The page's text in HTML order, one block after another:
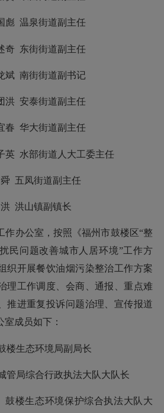
彪 温泉街道副主任
奇 东街街道副主任
斌 南街街道副书记
洪 安泰街道副主任
春 华大街道副主任
英 水部街道人大工委主任
舜 五凤街道副主任
洪 洪山镇副镇长
作办公室，按照《福州市鼓楼区“整
民问题改善城市人居环境”工作方
织开展餐饮油烟污染整治工作方案
理工作调度、会商、通报、重点难
推进重复投诉问题治理、宣传报道
成员如下：
楼生态环境局副局长
管局综合行政执法大队大队长
鼓楼生态环境保护综合执法大队大